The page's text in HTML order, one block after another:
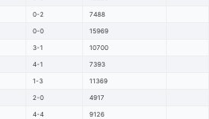
0-2 7488
0-0 15969
3-1 10700
4-1 7393
1-3 11369
2-0 4917
4-4 9126